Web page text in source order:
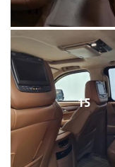
15